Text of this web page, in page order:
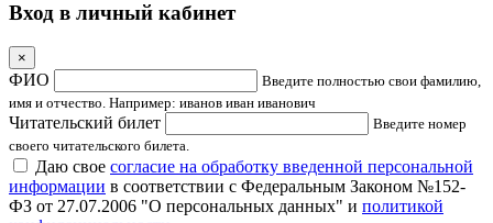
Вход в личный кабинет
×
ФИО
Введите полностью свои фамилию,
имя и отчество. Например: иванов иван иванович
Читательский билет
Введите номер
своего читательского билета.
Даю свое согласие на обработку введенной персональной
информации в соответствии с Федеральным Законом №152-
ФЗ от 27.07.2006 "О персональных данных" и политикой